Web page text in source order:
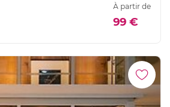
À partir de
99 €